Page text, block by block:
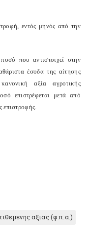
εντός μηνός από την
που αντιστοιχεί στην
έσοδα της αίτησης
αξία αγροτικής
επιστρέφεται μετά από
επιστροφής.
αξιας (φ.π.α.)